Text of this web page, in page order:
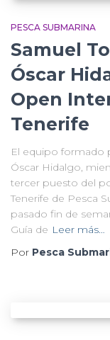
PESCA SUBMARINA
Samuel
Óscar
Open
Tenerife
El equipo formado
Óscar Hidalgo,
tercer puesto del
Tenerife de Pesca
pasado fin de
Guía de Leer más…
Por Pesca